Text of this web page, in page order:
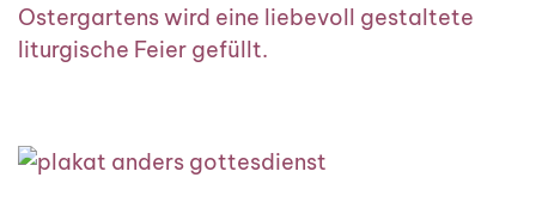
Ostergartens wird eine liebevoll gestaltete
liturgische Feier gefüllt.